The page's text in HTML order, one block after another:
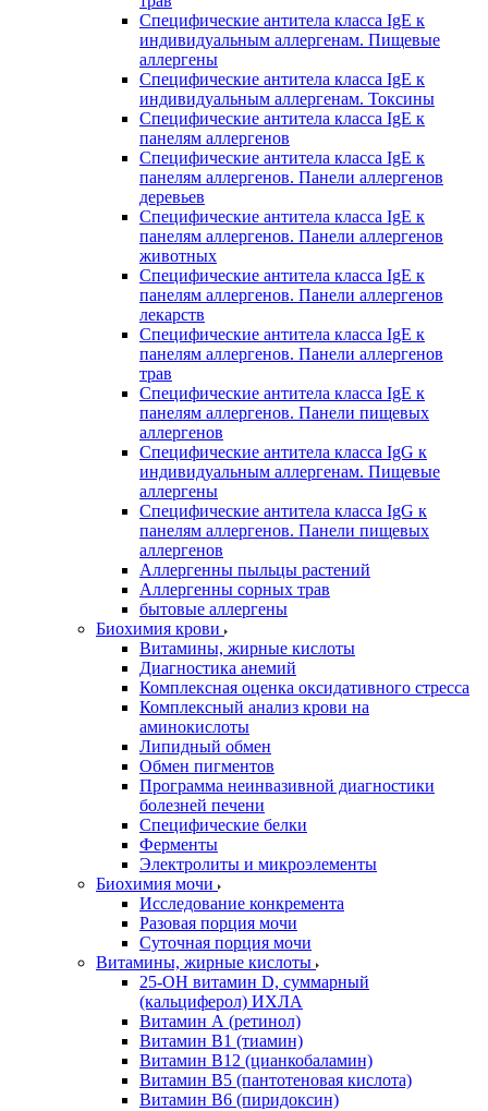
Специфические антитела класса IgE к
индивидуальным аллергенам. Пищевые
аллергены
Специфические антитела класса IgE к
индивидуальным аллергенам. Токсины
Специфические антитела класса IgE к
панелям аллергенов
Специфические антитела класса IgE к
панелям аллергенов. Панели аллергенов
деревьев
Специфические антитела класса IgE к
панелям аллергенов. Панели аллергенов
животных
Специфические антитела класса IgE к
панелям аллергенов. Панели аллергенов
лекарств
Специфические антитела класса IgE к
панелям аллергенов. Панели аллергенов
трав
Специфические антитела класса IgE к
панелям аллергенов. Панели пищевых
аллергенов
Специфические антитела класса IgG к
индивидуальным аллергенам. Пищевые
аллергены
Специфические антитела класса IgG к
панелям аллергенов. Панели пищевых
аллергенов
Аллергенны пыльцы растений
Аллергенны сорных трав
бытовые аллергены
Биохимия крови
Витамины, жирные кислоты
Диагностика анемий
Комплексная оценка оксидативного стресса
Комплексный анализ крови на
аминокислоты
Липидный обмен
Обмен пигментов
Программа неинвазивной диагностики
болезней печени
Специфические белки
Ферменты
Электролиты и микроэлементы
Биохимия мочи
Исследование конкремента
Разовая порция мочи
Суточная порция мочи
Витамины, жирные кислоты
25-OH витамин D, суммарный
(кальциферол) ИХЛА
Витамин А (ретинол)
Витамин В1 (тиамин)
Витамин В12 (цианкобаламин)
Витамин В5 (пантотеновая кислота)
Витамин В6 (пиридоксин)